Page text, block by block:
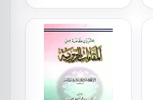
شرح شرح ملا جامى